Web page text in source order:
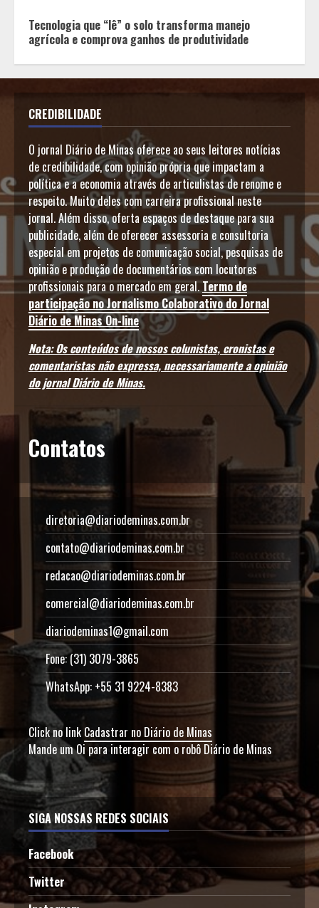
Tecnologia que “lê” o solo transforma manejo
agrícola e comprova ganhos de produtividade
CREDIBILIDADE
O jornal Diário de Minas oferece ao seus leitores notícias
de credibilidade, com opinião própria que impactam a
política e a economia através de articulistas de renome e
respeito. Muito deles com carreira profissional neste
jornal. Além disso, oferta espaços de destaque para sua
publicidade, além de oferecer assessoria e consultoria
especial em projetos de comunicação social, pesquisas de
opinião e produção de documentários com locutores
profissionais para o mercado em geral.Termo de
participação no Jornalismo Colaborativo do Jornal
Diário de Minas On-line
Nota: Os conteúdos de nossos colunistas, cronistas e
comentaristas não expressa, necessariamente a opinião
do jornal Diário de Minas.
Contatos
diretoria@diariodeminas.com.br
contato@diariodeminas.com.br
redacao@diariodeminas.com.br
comercial@diariodeminas.com.br
diariodeminas1@gmail.com
Fone: (31) 3079-3865
WhatsApp: +55 31 9224-8383
Click no link Cadastrar no Diário de Minas
Mande um Oi para interagir com o robô Diário de Minas
SIGA NOSSAS REDES SOCIAIS
Facebook
Twitter